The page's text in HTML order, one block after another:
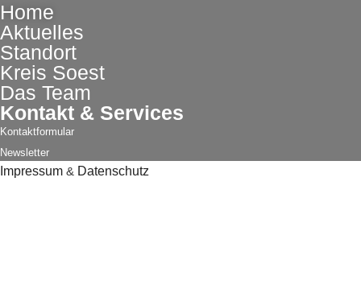
Home
Aktuelles
Standort
Kreis Soest
Das Team
Kontakt & Services
Kontaktformular
Newsletter
Impressum & Datenschutz